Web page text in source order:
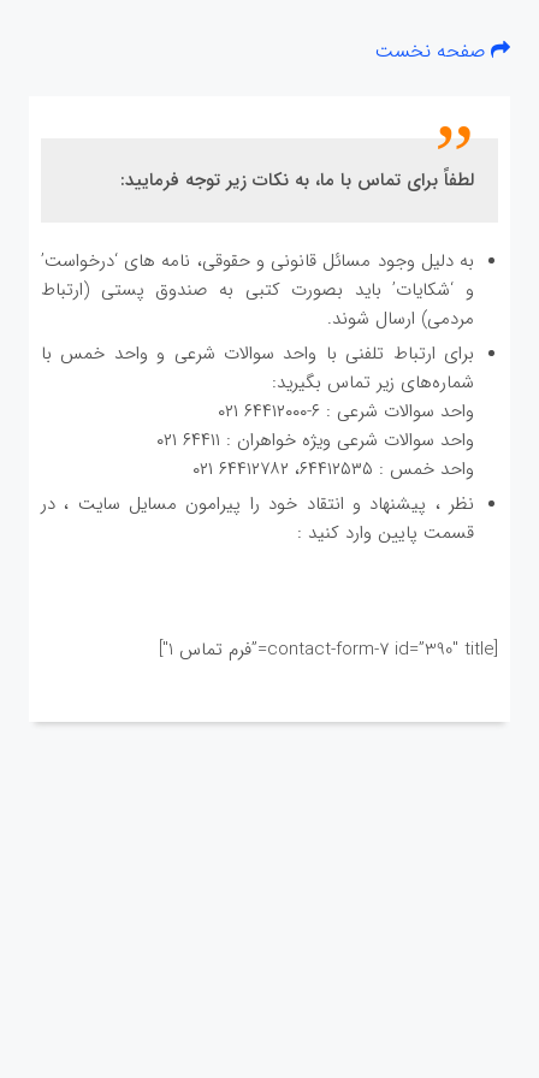
صفحه نخست
لطفاً برای تماس با ما، به نکات زیر توجه فرمایید:
به دليل وجود مسائل قانوني و حقوقي، نامه هاي ‘درخواست’
و ‘شكايات’ بايد بصورت كتبي به صندوق پستي (ارتباط
مردمي) ارسال شوند.
برای ارتباط تلفنی با واحد سوالات شرعی و واحد خمس با
شماره‌های زیر تماس بگیرید:
واحد سوالات شرعی : ۶-۶۴۴۱۲۰۰۰ ۰۲۱
واحد سوالات شرعی ویژه خواهران : ۶۴۴۱۱ ۰۲۱
واحد خمس : ۶۴۴۱۲۵۳۵، ۶۴۴۱۲۷۸۲ ۰۲۱
نظر ، پیشنهاد و انتقاد خود را پيرامون مسایل سایت ، در
قسمت پایین وارد کنید :
[contact-form-7 id=”390″ title=”فرم تماس 1″]